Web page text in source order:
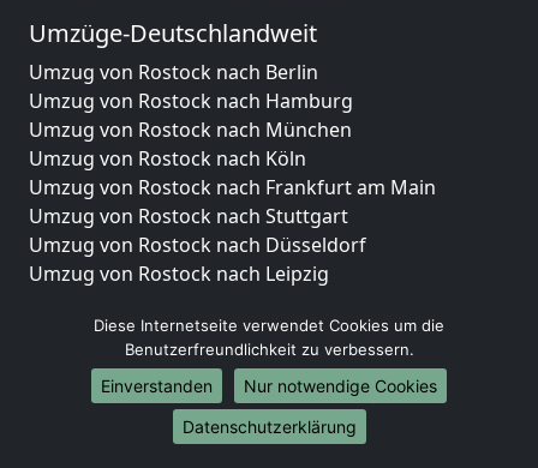
Umzüge-Deutschlandweit
Umzug von Rostock nach Berlin
Umzug von Rostock nach Hamburg
Umzug von Rostock nach München
Umzug von Rostock nach Köln
Umzug von Rostock nach Frankfurt am Main
Umzug von Rostock nach Stuttgart
Umzug von Rostock nach Düsseldorf
Umzug von Rostock nach Leipzig
Umzug von Rostock nach Essen
Umzug von Rostock nach Bremen
Umzug von Rostock nach Dresden
Umzug von Rostock nach Hannover
Umzug von Rostock nach Nürnberg
Diese Internetseite verwendet Cookies um die
Benutzerfreundlichkeit zu verbessern.
Einverstanden
Nur notwendige Cookies
Datenschutzerklärung